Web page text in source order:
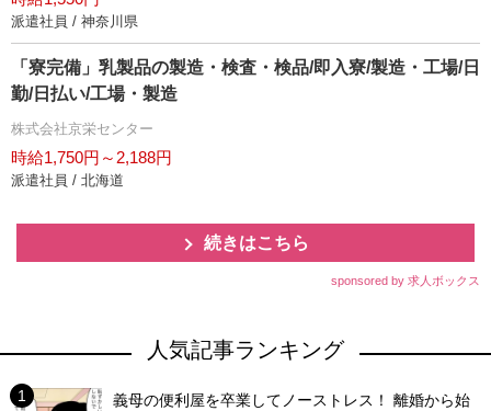
派遣社員 / 神奈川県
「寮完備」乳製品の製造・検査・検品/即入寮/製造・工場/日
勤/日払い/工場・製造
株式会社京栄センター
時給1,750円～2,188円
派遣社員 / 北海道
続きはこちら
sponsored by 求人ボックス
人気記事ランキング
義母の便利屋を卒業してノーストレス！ 離婚から始